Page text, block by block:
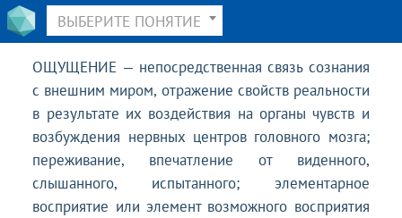
ВЫБЕРИТЕ ПОНЯТИЕ
ОЩУЩЕНИЕ — непосредственная связь сознания
с внешним миром, отражение свойств реальности
в результате их воздействия на органы чувств и
возбуждения нервных центров головного мозга;
переживание, впечатление от виденного,
слышанного, испытанного; элементарное
восприятие или элемент возможного восприятия